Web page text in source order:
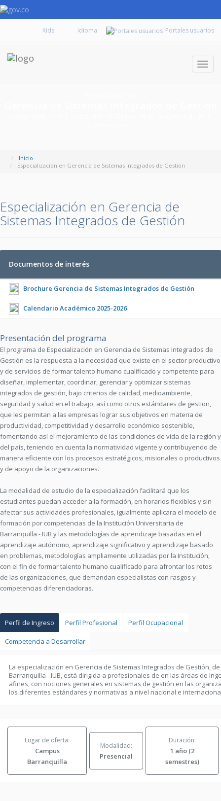
Kids Portales usuarios
Inicio -
Especialización en Gerencia de Sistemas Integrados de Gestión
Especialización en Gerencia de
Sistemas Integrados de Gestión
Documentos de interés
Brochure Gerencia de Sistemas Integrados de Gestión
Calendario Académico 2025-2026
Presentación del programa
El programa de Especialización en Gerencia de Sistemas Integrados de
Gestión es la respuesta a la necesidad que existe en el sector productivo
y de servicios de formar talento humano cualificado y competente para
diseñar, implementar, coordinar, gerenciar y optimizar sistemas
integrados de gestión, bajo criterios de calidad, medioambiente,
seguridad y salud en el trabajo, así como otros estándares de gestion,
que les permitan a las empresas lograr sus objetivos en materia de
productividad, competitividad y desarrollo económico sostenible,
fomentando así el mejoramiento de las condiciones de vida de la región y
del país, teniendo en cuenta la normatividad vigente y contribuyendo de
manera eficiente con los procesos estratégicos, misionales o productivos
y de apoyo de la organizaciones.
La modalidad de estudio de la especialización facilitará que los
estudiantes puedan acceder a la formación, en horarios flexibles y sin
afectar sus actividades profesionales, igualmente aplicara el modelo de
formación por competencias de la Institución Universitaria de
Barranquilla - IUB y las metodologías de aprendizaje basadas en el
aprendizaje autónomo, aprendizaje significativo y aprendizaje basado
en problemas, metodologías ampliamente utilizadas por la Institución,
con el fin de formar talento humano cualificado para afrontar los retos
de las organizaciones, que demandan especialistas con rasgos y
competencias diferenciadoras.
Perfil de Ingreso Perfil Profesional Perfil Ocupacional
Competencia a Desarrollar
La especialización en Gerencia de Sistemas Integrados de Gestión,
Barranquilla - IUB, está dirigida a profesionales de en las áreas de
afines, con nociones generales en sistemas de gestión en las
los diferentes estándares y normativas a nivel nacional e
Lugar de oferta:
Campus
Barranquilla
Modalidad:
Presencial
Duración:
1 año (2
semestres)